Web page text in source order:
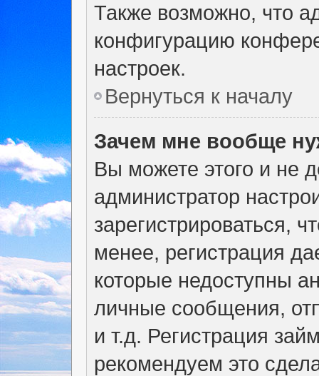
Также возможно, что
конфигурацию
настроек.
Вернуться к началу
Зачем мне вообще
Вы можете этого и не
администратор
зарегистрироваться,
менее, регистрация
которые недоступны
личные сообщения,
и т.д. Регистрация
рекомендуем это